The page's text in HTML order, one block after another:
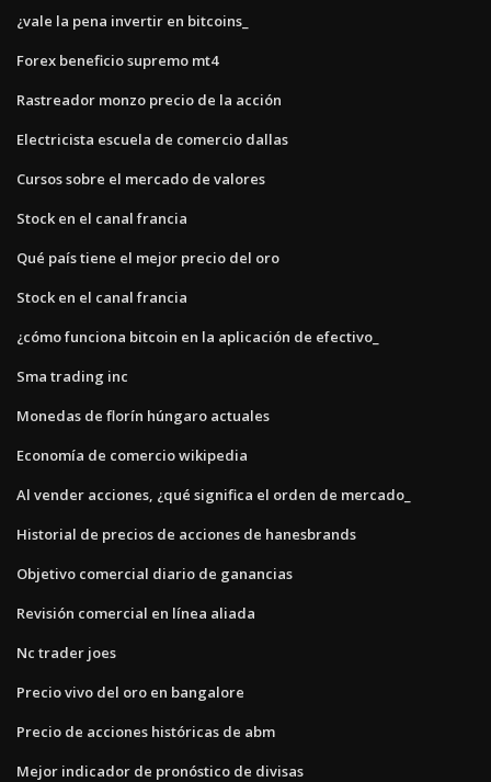
¿vale la pena invertir en bitcoins_
Forex beneficio supremo mt4
Rastreador monzo precio de la acción
Electricista escuela de comercio dallas
Cursos sobre el mercado de valores
Stock en el canal francia
Qué país tiene el mejor precio del oro
Stock en el canal francia
¿cómo funciona bitcoin en la aplicación de efectivo_
Sma trading inc
Monedas de florín húngaro actuales
Economía de comercio wikipedia
Al vender acciones, ¿qué significa el orden de mercado_
Historial de precios de acciones de hanesbrands
Objetivo comercial diario de ganancias
Revisión comercial en línea aliada
Nc trader joes
Precio vivo del oro en bangalore
Precio de acciones históricas de abm
Mejor indicador de pronóstico de divisas